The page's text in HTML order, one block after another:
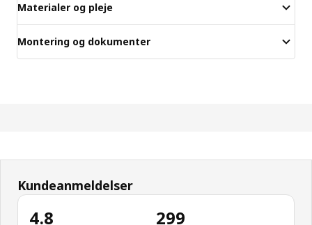
Materialer og pleje
Montering og dokumenter
Kundeanmeldelser
4.8 299